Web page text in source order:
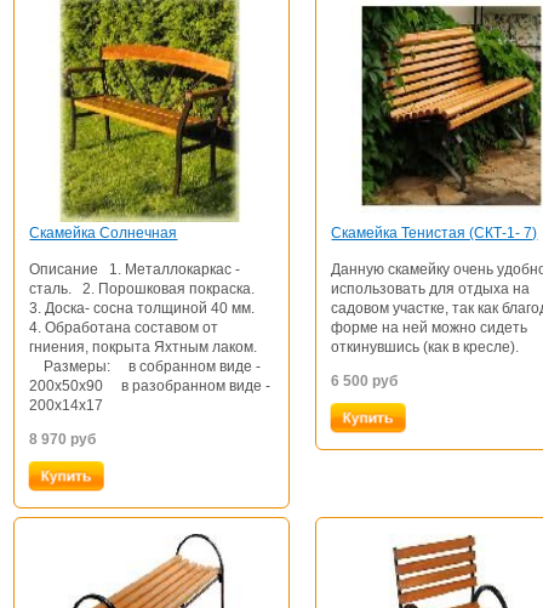
Скамейка Солнечная
Описание 1. Металлокаркас -
сталь. 2. Порошковая покраска.
3. Доска- сосна толщиной 40 мм.
4. Обработана составом от
гниения, покрыта Яхтным лаком.
Размеры: в собранном виде -
200х50х90 в разобранном виде -
200х14х17
8 970 руб
Скамейка Тенистая (СКТ-1- 7)
Данную скамейку очень
использовать для отдыха на
садовом участке, так как
форме на ней можно сидеть
откинувшись (как в кресле).
6 500 руб